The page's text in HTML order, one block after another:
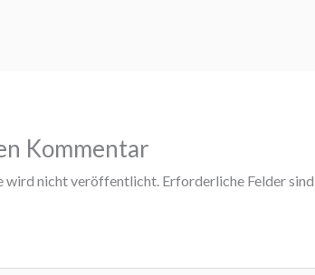
Kommentar
wird nicht veröffentlicht. Erforderliche Felder